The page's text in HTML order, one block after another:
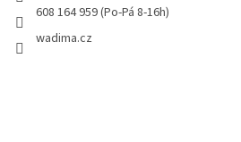
608 164 959 (Po-Pá 8-16h)
wadima.cz